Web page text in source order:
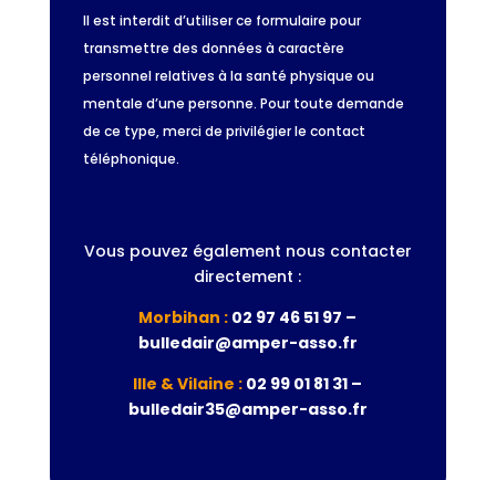
Il est interdit d’utiliser ce formulaire pour
transmettre des données à caractère
personnel relatives à la santé physique ou
mentale d’une personne. Pour toute demande
de ce type, merci de privilégier le contact
téléphonique.
Vous pouvez également nous contacter
directement :
Morbihan : 02 97 46 51 97 –
bulledair@amper-asso.fr
Ille & Vilaine : 02 99 01 81 31 –
bulledair35@amper-asso.fr